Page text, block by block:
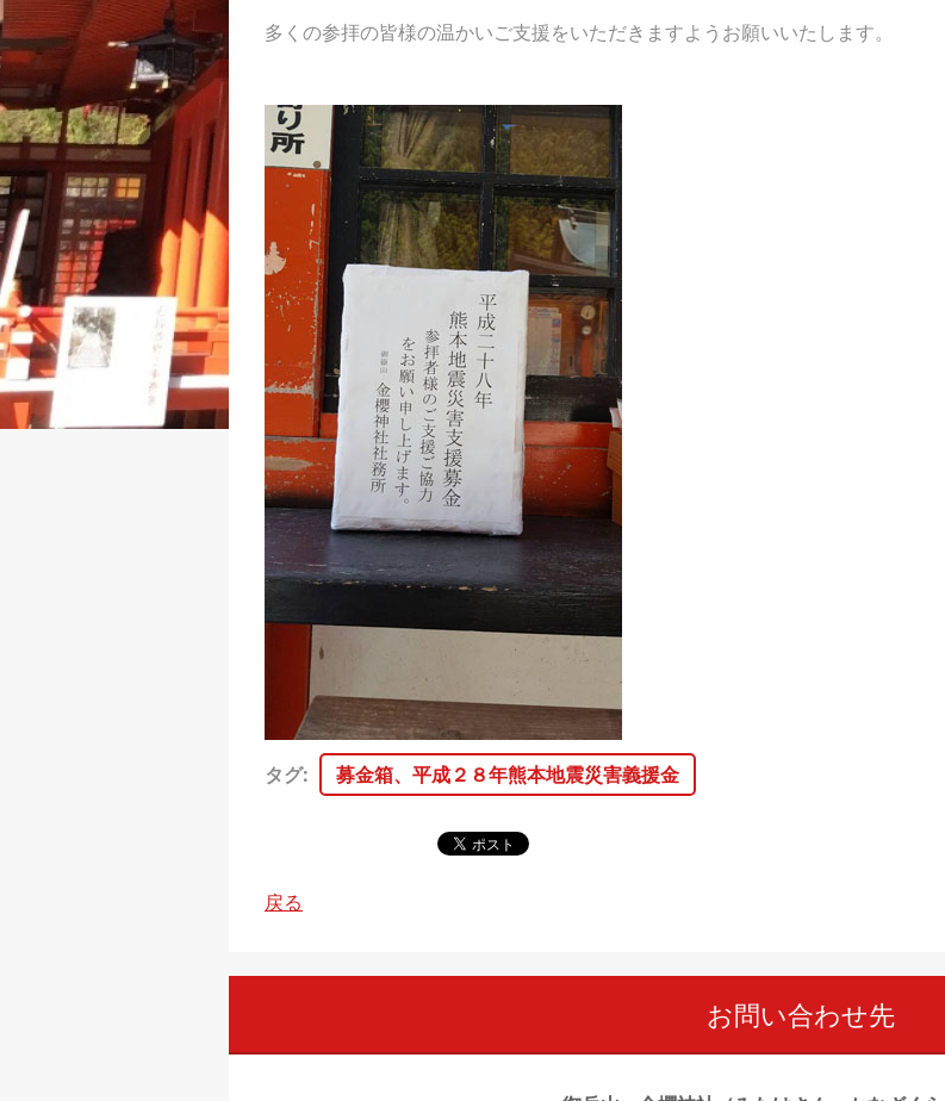
多くの参拝の皆様の温かいご支援をいただきますようお願いいたします。
タグ: 募金箱、平成２８年熊本地震災害義援金
戻る
お問い合わせ先